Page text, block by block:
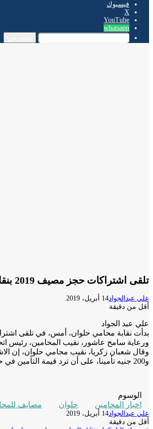
فيسبوك
‫X
‫YouTube
whatsapp
تلقى اشتراكات حجز مصيف 2019 بنقابة حلوان
علي عبدالجواد14 أبريل، 2019
أقل من دقيقة
علي عبد الجواد
ورعاية سامح عاشور، نقيب المحامين، رئيس
و200 جنيه تأمينا، على أن ترد قيمة التأمين في حالة استحقاقه في 31/12/2019، مع تخصيص وحدة واحدة فقط لكل محام.
الوسوم
اخبار المحامين
حلوان مصايف
علي عبدالجواد14 أبريل، 2019
أقل من دقيقة